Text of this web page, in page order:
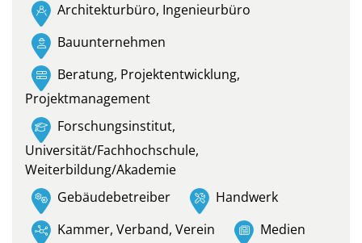
Architekturbüro, Ingenieurbüro
Bauunternehmen
Beratung, Projektentwicklung,
Projektmanagement
Forschungsinstitut,
Universität/Fachhochschule,
Weiterbildung/Akademie
Gebäudebetreiber
Handwerk
Kammer, Verband, Verein
Medien